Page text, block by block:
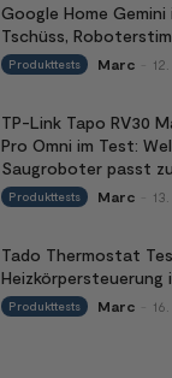
Google Home Gemini
Tschüss,
Produkttests Marc
TP-Link Tapo RV30
Pro Omni im Test:
Saugroboter passt
Produkttests Marc
Tado Thermostat
Heizkörpersteuerung
Produkttests Marc